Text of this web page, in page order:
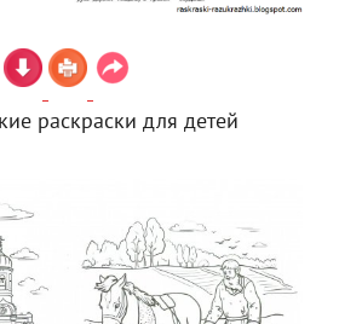
раскраски для детей